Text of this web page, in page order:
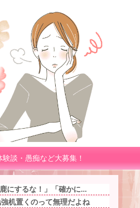
験談・愚痴など大募集！
にするな！」「確かに...
机置くのって無理だよね